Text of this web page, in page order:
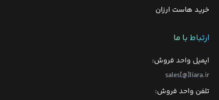
خرید هاست ارزان
ارتباط با ما
ایمیل واحد فروش:
sales[@]liara.ir
تلفن واحد فروش: